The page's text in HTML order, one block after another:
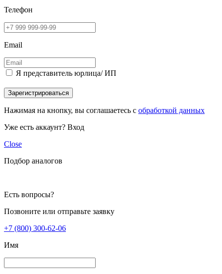
Телефон
Email
Я представитель юрлица/ ИП
Зарегистрироваться
Нажимая на кнопку, вы соглашаетесь с обработкой данных
Уже есть аккаунт? Вход
Close
Подбор аналогов
Есть вопросы?
Позвоните или отправьте заявку
+7 (800) 300-62-06
Имя